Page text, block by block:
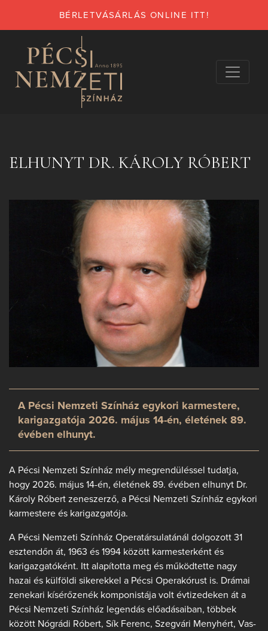
BÉRLETVÁSÁRLÁS ONLINE ITT!
ELHUNYT DR. KÁROLY RÓBERT
A Pécsi Nemzeti Színház egykori karmestere,
karigazgatója 2026. május 14-én, életének 89.
évében elhunyt.
A Pécsi Nemzeti Színház mély megrendüléssel tudatja,
hogy 2026. május 14-én, életének 89. évében elhunyt Dr.
Károly Róbert zeneszerző, a Pécsi Nemzeti Színház egykori
karmestere és karigazgatója.
A Pécsi Nemzeti Színház Operatársulatánál dolgozott 31
esztendőn át, 1963 és 1994 között karmesterként és
karigazgatóként. Itt alapította meg és működtette nagy
hazai és külföldi sikerekkel a Pécsi Operakórust is. Drámai
zenekari kísérőzenék komponistája volt évtizedeken át a
Pécsi Nemzeti Színház legendás előadásaiban, többek
között Nógrádi Róbert, Sík Ferenc, Szegvári Menyhért, Vas-